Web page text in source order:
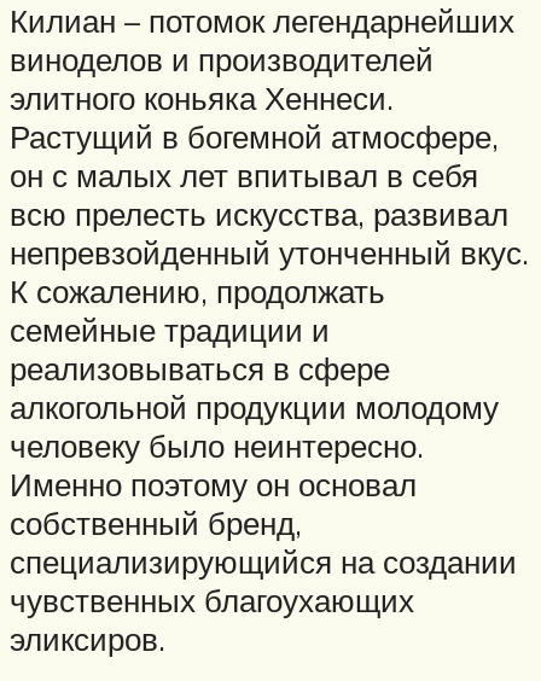
Килиан – потомок легендарнейших
виноделов и производителей
элитного коньяка Хеннеси.
Растущий в богемной атмосфере,
он с малых лет впитывал в себя
всю прелесть искусства, развивал
непревзойденный утонченный вкус.
К сожалению, продолжать
семейные традиции и
реализовываться в сфере
алкогольной продукции молодому
человеку было неинтересно.
Именно поэтому он основал
собственный бренд,
специализирующийся на создании
чувственных благоухающих
эликсиров.